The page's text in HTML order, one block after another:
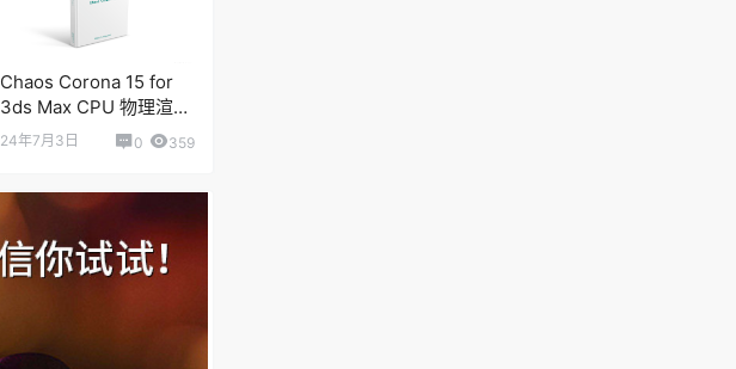
Chaos Corona 15 for
3ds Max CPU 物理渲染
引擎
24年7月3日 0 359